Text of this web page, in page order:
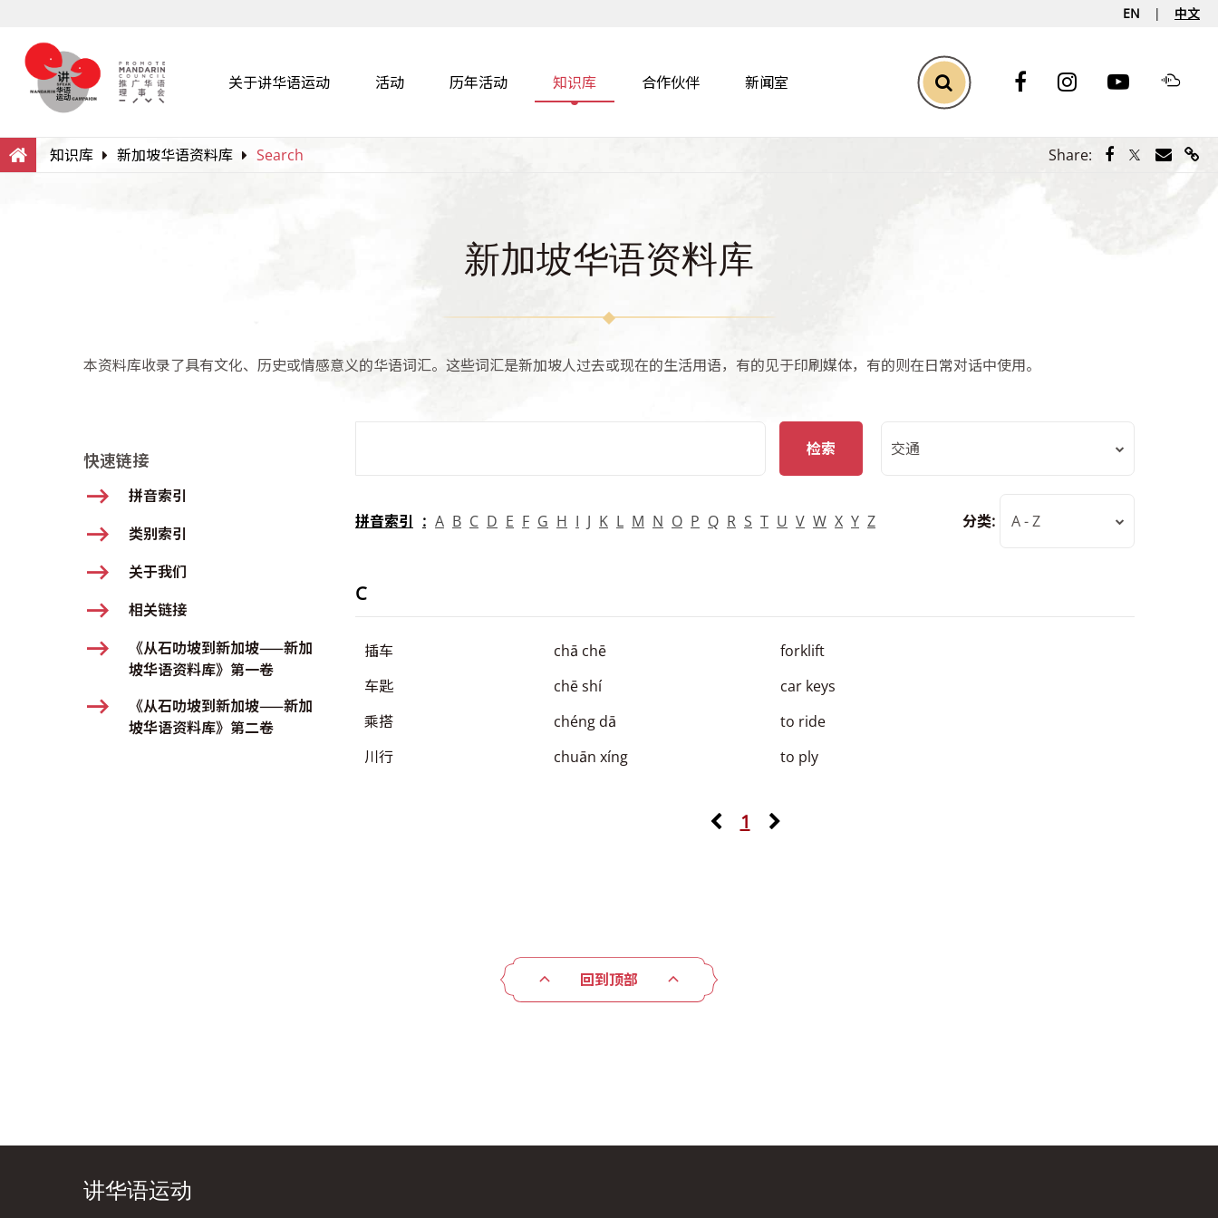
EN 中文
关于讲华语运动 活动 历年活动 知识库 合作伙伴 新闻室 Toggle Search
Search
知识库 新加坡华语资料库 Search Share: Share via
Share via
Share
新加坡华语资料库
本资料库收录了具有文化、历史或情感意义的华语词汇。这些词汇是新加坡人过去或现在的生活用语，有的见于印刷媒体，有的则在日常对话中使用。
快速链接
拼音索引
类别索引
关于我们
相关链接
《从石叻坡到新加坡——新加
坡华语资料库》第一卷
《从石叻坡到新加坡——新加
坡华语资料库》第二卷
检索
交通
拼音索引 A B C D E F G H I J K L M N O P Q R S T U V W X Y Z 分类: A - Z
C
插车 chā chē
forklift
车匙
chē shí
car keys
乘搭
chéng dā
to ride
川行
chuān xíng to ply
1
回到顶部
讲华语运动